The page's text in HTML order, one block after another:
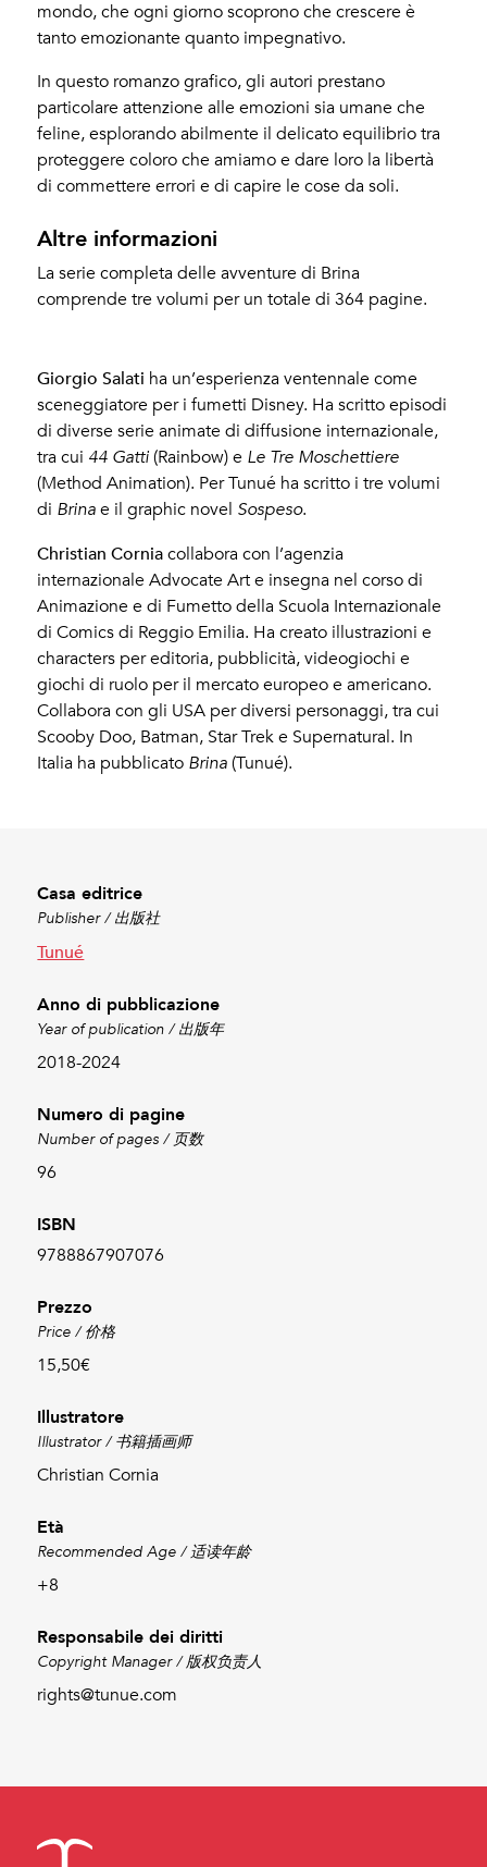
mondo, che ogni giorno scoprono che crescere è
tanto emozionante quanto impegnativo.
In questo romanzo grafico, gli autori prestano
particolare attenzione alle emozioni sia umane che
feline, esplorando abilmente il delicato equilibrio tra
proteggere coloro che amiamo e dare loro la libertà
di commettere errori e di capire le cose da soli.
Altre informazioni
La serie completa delle avventure di Brina
comprende tre volumi per un totale di 364 pagine.
Salati, Giorgio – Cornia, Christian
Giorgio Salati ha un’esperienza ventennale come
sceneggiatore per i fumetti Disney. Ha scritto episodi
di diverse serie animate di diffusione internazionale,
tra cui 44 Gatti (Rainbow) e Le Tre Moschettiere
(Method Animation). Per Tunué ha scritto i tre volumi
di Brina e il graphic novel Sospeso.
Christian Cornia collabora con l’agenzia
internazionale Advocate Art e insegna nel corso di
Animazione e di Fumetto della Scuola Internazionale
di Comics di Reggio Emilia. Ha creato illustrazioni e
characters per editoria, pubblicità, videogiochi e
giochi di ruolo per il mercato europeo e americano.
Collabora con gli USA per diversi personaggi, tra cui
Scooby Doo, Batman, Star Trek e Supernatural. In
Italia ha pubblicato Brina (Tunué).
Casa editrice
Publisher / 出版社
Tunué
Anno di pubblicazione
Year of publication / 出版年
2018-2024
Numero di pagine
Number of pages / 页数
96
ISBN
9788867907076
Prezzo
Price / 价格
15,50€
Illustratore
Illustrator / 书籍插画师
Christian Cornia
Età
Recommended Age / 适读年龄
+8
Responsabile dei diritti
Copyright Manager / 版权负责人
rights@tunue.com